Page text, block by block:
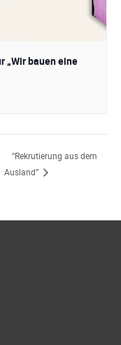
„Wir bauen eine
“Rekrutierung aus dem
Ausland”